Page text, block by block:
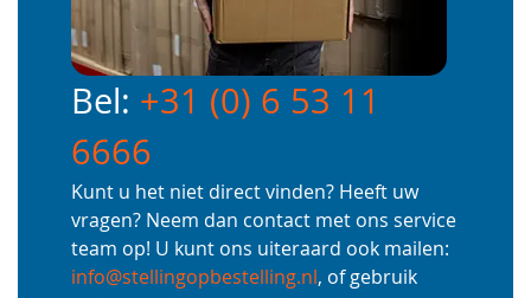
Bel: +31 (0) 6 53 11
6666
Kunt u het niet direct vinden? Heeft uw
vragen? Neem dan contact met ons service
team op! U kunt ons uiteraard ook mailen:
info@stellingopbestelling.nl, of gebruik